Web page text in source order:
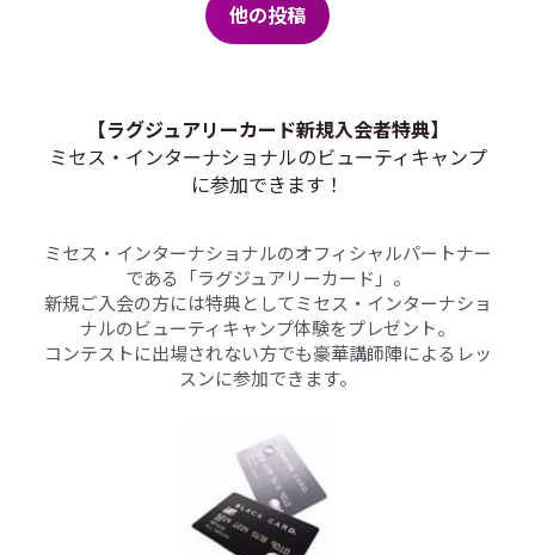
他の投稿
【ラグジュアリーカード新規入会者特典】
ミセス・インターナショナルのビューティキャンプ
に参加できます！
ミセス・インターナショナルのオフィシャルパートナー
である「ラグジュアリーカード」。
新規ご入会の方には特典としてミセス・インターナショ
ナルのビューティキャンプ体験をプレゼント。
コンテストに出場されない方でも豪華講師陣によるレッ
スンに参加できます。